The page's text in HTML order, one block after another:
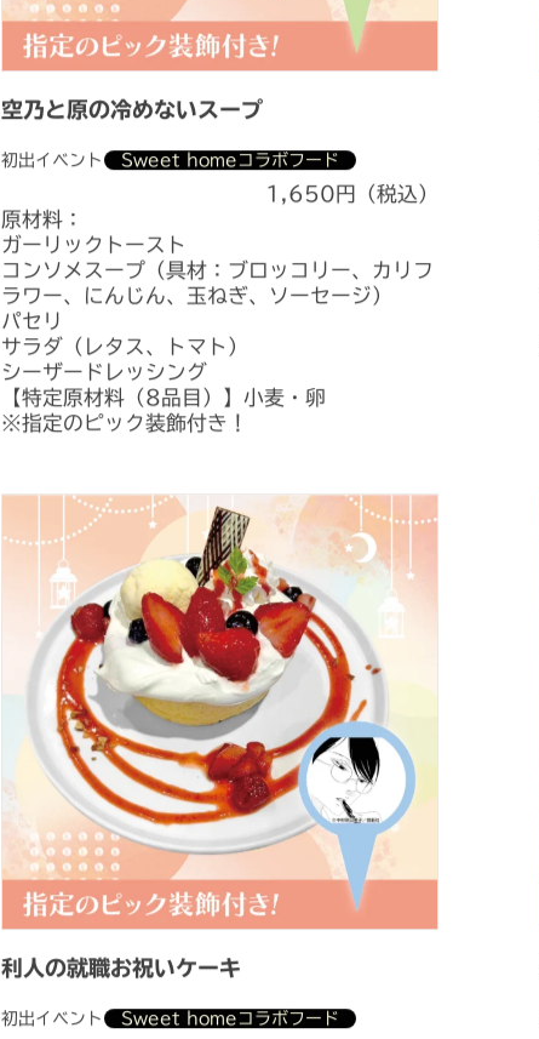
空乃と原の冷めないスープ
初出イベント Sweet homeコラボフード
1,650円（税込）
原材料：
ガーリックトースト
コンソメスープ（具材：ブロッコリー、カリフ
ラワー、にんじん、玉ねぎ、ソーセージ）
パセリ
サラダ（レタス、トマト）
シーザードレッシング
【特定原材料（8品目）】小麦・卵
※指定のピック装飾付き！
利人の就職お祝いケーキ
初出イベント Sweet homeコラボフード